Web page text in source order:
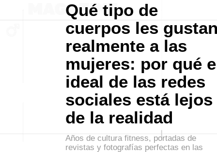
Qué tipo de
cuerpos les
realmente a las
mujeres: por qué
ideal de las redes
sociales está lejos
de la realidad
Años de cultura fitness, portadas de
revistas y fotografías perfectas en las